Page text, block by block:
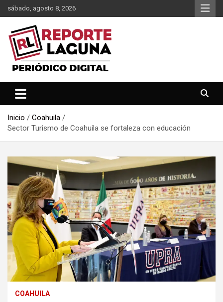
Saltar
al
contenido
sábado, agosto 8, 2026
Reporte Laguna
Inicio
Coahuila
Sector Turismo de Coahuila se fortaleza con educación
COAHUILA